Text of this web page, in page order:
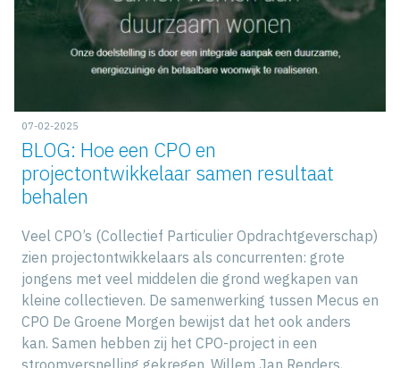
07-02-2025
BLOG: Hoe een CPO en
projectontwikkelaar samen resultaat
behalen
Veel CPO’s (Collectief Particulier Opdrachtgeverschap)
zien projectontwikkelaars als concurrenten: grote
jongens met veel middelen die grond wegkapen van
kleine collectieven. De samenwerking tussen Mecus en
CPO De Groene Morgen bewijst dat het ook anders
kan. Samen hebben zij het CPO-project in een